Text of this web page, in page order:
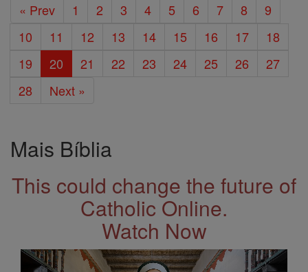
« Prev 1 2 3 4 5 6 7 8
9
10
11 12 13 14 15 16 17
18
19
20 21 22 23 24 25 26
27
28
Next »
Mais Bíblia
This could change the future of
Catholic Online.
Watch Now